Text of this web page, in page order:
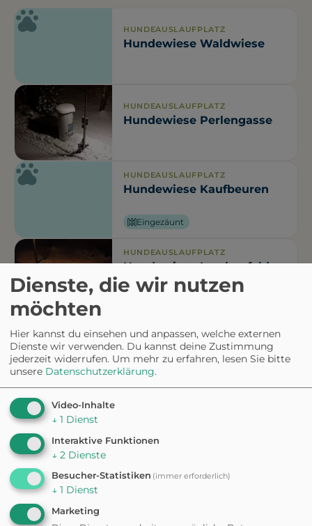
HUNDEAUSLAUFPLATZ
Hundewiese Waldwiese
HUNDEAUSLAUFPLATZ
Hundewiese Perlengasse
HUNDEAUSLAUFPLATZ
Hundewiese Kaufbeuren
Eingezäunt
HUNDEAUSLAUFPLATZ
Hundewiese Lerchenfelder
Str
HUNDESTRAND
Aussichtsturm
Mooswaldsee
Dienste, die wir nutzen
möchten
Hier kannst du einsehen und anpassen, welche externen
Dienste wir verwenden. Du kannst deine Zustimmung
jederzeit widerrufen. Um mehr zu erfahren, lesen Sie bitte
unsere Datenschutzerklärung.
Video-Inhalte
↓ 1 Dienst
Interaktive Funktionen
↓ 2 Dienste
Besucher-Statistiken (immer erforderlich)
↓ 1 Dienst
Marketing